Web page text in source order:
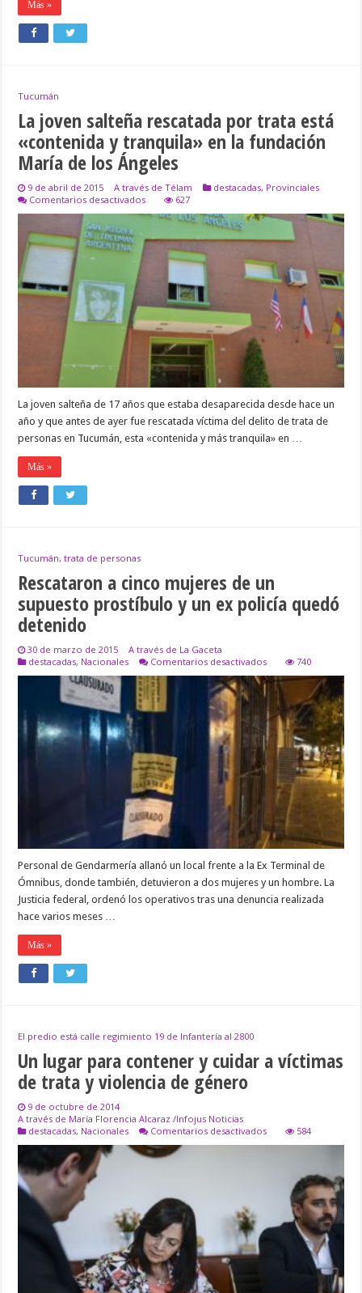
Más »
Tucumán
La joven salteña rescatada por trata está
«contenida y tranquila» en la fundación
María de los Ángeles
9 de abril de 2015 A través de Télam destacadas, Provinciales
Comentarios desactivadosen
joven
rescatada
«contenida
y
tranquila»
en
la
fundación
María
de
Ángeles
627
La joven salteña de 17 años que estaba desaparecida desde hace un
año y que antes de ayer fue rescatada víctima del delito de trata de
personas en Tucumán, esta «contenida y más tranquila» en …
Más »
Tucumán, trata de personas
Rescataron a cinco mujeres de un
supuesto prostíbulo y un ex policía quedó
detenido
30 de marzo de 2015
A través de La Gaceta
destacadas, Nacionales Comentarios desactivadosen
a
cinco
mujeres
de
supuesto
prostíbulo
un
policía
quedó
detenido
740
Personal de Gendarmería allanó un local frente a la Ex Terminal de
Ómnibus, donde también, detuvieron a dos mujeres y un hombre. La
Justicia federal, ordenó los operativos tras una denuncia realizada
hace varios meses …
Más »
El predio está calle regimiento 19 de Infantería al 2800
Un lugar para contener y cuidar a víctimas
de trata y violencia de género
9 de octubre de 2014
A través de María Florencia Alcaraz /Infojus Noticias
destacadas, Nacionales Comentarios desactivadosen
Un
contener
cuidar
víctimas
584